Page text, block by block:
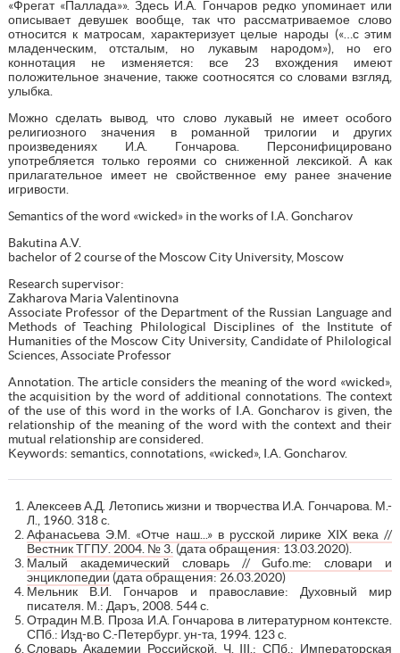
«Фрегат «Паллада»». Здесь И.А. Гончаров редко упоминает или
описывает девушек вообще, так что рассматриваемое слово
относится к матросам, характеризует целые народы («…с этим
младенческим, отсталым, но лукавым народом»), но его
коннотация не изменяется: все 23 вхождения имеют
положительное значение, также соотносятся со словами взгляд,
улыбка.
Можно сделать вывод, что слово лукавый не имеет особого
религиозного значения в романной трилогии и других
произведениях И.А. Гончарова. Персонифицировано
употребляется только героями со сниженной лексикой. А как
прилагательное имеет не свойственное ему ранее значение
игривости.
Semantics of the word «wicked» in the works of I.A. Goncharov
Bakutina A.V.
bachelor of 2 course of the Moscow City University, Moscow
Research supervisor:
Zakharova Maria Valentinovna
Associate Professor of the Department of the Russian Language and
Methods of Teaching Philological Disciplines of the Institute of
Humanities of the Moscow City University, Candidate of Philological
Sciences, Associate Professor
Annotation. The article considers the meaning of the word «wicked»,
the acquisition by the word of additional connotations. The context
of the use of this word in the works of I.A. Goncharov is given, the
relationship of the meaning of the word with the context and their
mutual relationship are considered.
Keywords: semantics, connotations, «wicked», I.A. Goncharov.
Алексеев А.Д. Летопись жизни и творчества И.А. Гончарова. М.-
Л., 1960. 318 с.
Афанасьева Э.М. «Отче наш...» в русской лирике XIX века //
Вестник ТГПУ. 2004. № 3. (дата обращения: 13.03.2020).
Малый академический словарь // Gufo.me: словари и
энциклопедии (дата обращения: 26.03.2020)
Мельник В.И. Гончаров и православие: Духовный мир
писателя. М.: Даръ, 2008. 544 с.
Отрадин М.В. Проза И.А. Гончарова в литературном контексте.
СПб.: Изд-во С.-Петербург. ун-та, 1994. 123 с.
Словарь Академии Российской. Ч. III.: СПб.: Императорская